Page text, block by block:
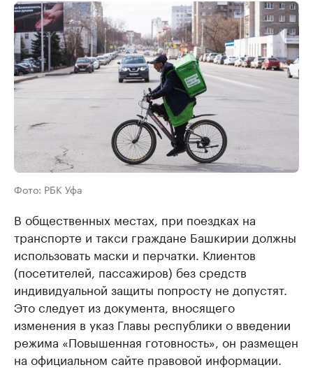
Фото: РБК Уфа
В общественных местах, при поездках на
транспорте и такси граждане Башкирии должны
использовать маски и перчатки. Клиентов
(посетителей, пассажиров) без средств
индивидуальной защиты попросту не допустят.
Это следует из документа, вносящего
изменения в указ Главы республики о введении
режима «Повышенная готовность», он размещен
на официальном сайте правовой информации.